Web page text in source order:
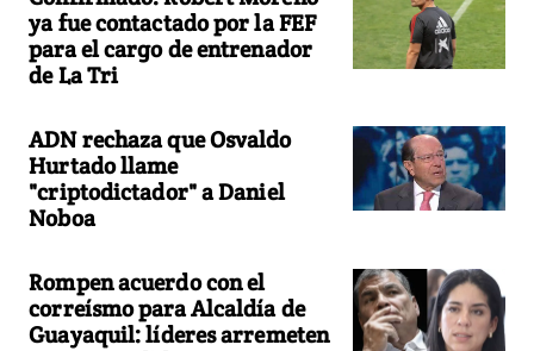
ya fue contactado por la FEF
para el cargo de entrenador
de La Tri
ADN rechaza que Osvaldo
Hurtado llame
"criptodictador" a Daniel
Noboa
Rompen acuerdo con el
correísmo para Alcaldía de
Guayaquil: líderes arremeten